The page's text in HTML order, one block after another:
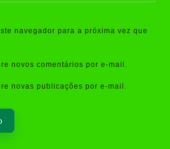
navegador para a próxima vez que
novos comentários por e-mail.
novas publicações por e-mail.